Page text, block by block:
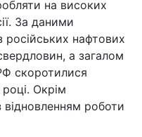
на високих
За даними
російських нафтових
а загалом
скоротилися
Окрім
роботи